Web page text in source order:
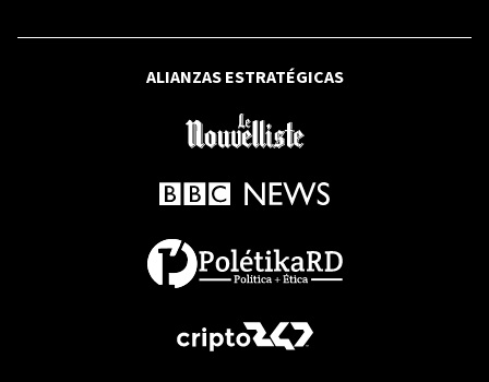
PLD asegura que consulta presidencial
de octubre avanza mientras Escoto
IPS DESARROLLO SOSTENIBLE
Minerales críticos y agua marchan por
ALIANZAS ESTRATÉGICAS